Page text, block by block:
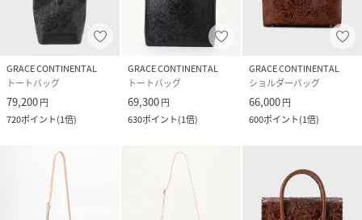
GRACE CONTINENTAL
トートバッグ
79,200円
720ポイント(1倍)
GRACE CONTINENTAL
トートバッグ
69,300円
630ポイント(1倍)
GRACE CONTINENTAL
ショルダーバッグ
66,000円
600ポイント(1倍)